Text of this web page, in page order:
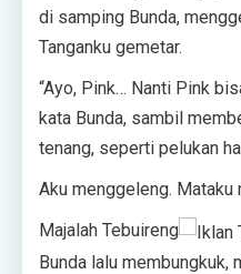
di samping Bunda,
Tanganku gemetar.
“Ayo, Pink… Nanti Pink
kata Bunda, sambil
tenang, seperti pelukan
Aku menggeleng. Mataku
Majalah Tebuireng
Bunda lalu membungkuk,